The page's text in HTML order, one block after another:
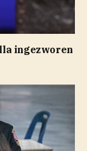
ingezworen